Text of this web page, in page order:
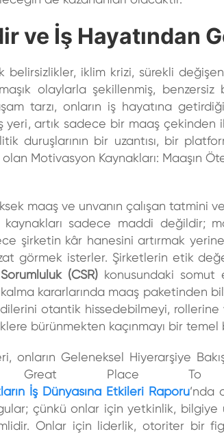
ve İş Hayatından
belirsizlikler, iklim krizi, sürekli
olaylarla şekillenmiş,
tarzı, onların iş hayatına
artık sadece bir maaş çekinden
duruşlarının bir uzantısı, bir
Motivasyon Kaynakları: Maaşın
maaş ve unvanın çalışan
kaynakları sadece maddi değildir;
şirketin kâr hanesini artırmak
görmek isterler. Şirketlerin etik
(CSR) konusundaki
kararlarında maaş paketinden
otantik hissedebilmeyi,
bürünmekten kaçınmayı bir
onların Geleneksel Hiyerarşiye
Place To
İş Dünyasına Etkileri Raporu’nda
çünkü onlar için yetkinlik, bilgiye
Onlar için liderlik, otoriter bir